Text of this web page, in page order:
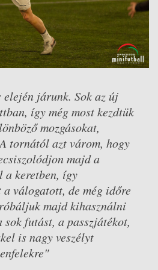
elején járunk. Sok az új
így még most kezdtük
mozgásokat,
tornától azt várom, hogy
majd a
a keretben, így
a válogatott, de még időre
majd kihasználni
sok futást, a passzjátékot,
is nagy veszélyt